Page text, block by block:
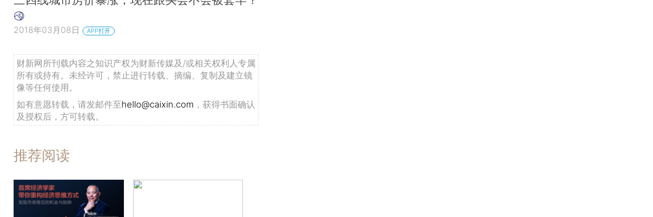
2018年03月08日 APP打开
财新网所刊载内容之知识产权为财新传媒及/或相关权利人专属
所有或持有。未经许可，禁止进行转载、摘编、复制及建立镜
像等任何使用。
如有意愿转载，请发邮件至hello@caixin.com ，获得书面确认
及授权后，方可转载。
推荐阅读